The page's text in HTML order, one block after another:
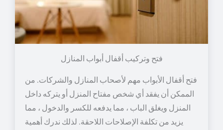
فتح وتركيب أقفال أبواب المنازل
فتح أقفال الأبواب مهم لأصحاب المنازل والشركات. من
الممكن أن يفقد أي شخص مفتاح المنزل أو يتركه داخل
المنزل ويغلق الباب ، مما يدفعه للكسر والدخول ، مما
يزيد من تكلفة الإصلاحات اللاحقة. لذلك ندرك أهمية